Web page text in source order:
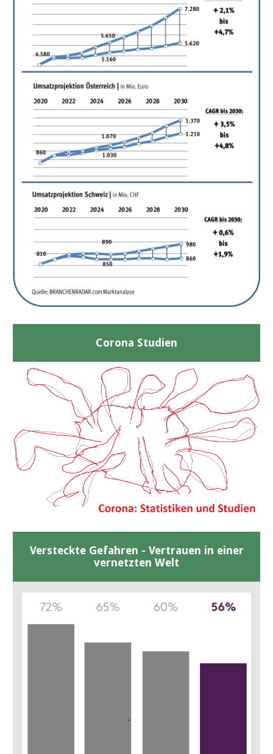
Corona Studien
Versteckte Gefahren - Vertrauen in einer
vernetzten Welt